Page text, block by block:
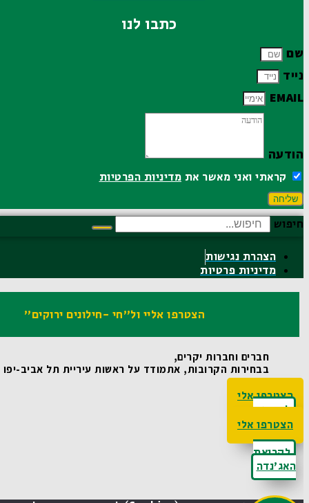
כתבו לנו
שם
נייד
EMAIL
הודעה
קראתי ואני מאשר אתמדיניות הפרטיות
שליחה
חיפוש
הצהרת נגישות
מדיניות פרטיות
הצטרפו אליי ול"חי -חילונים ירוקים"
חברים וחברות יקרים,
בבחירות הקרובות, אתמודד על ראשות עיריית תל אביב-יפו
הצטרפו אלי
לקריאת
האג'נדה
הצטרפו אלי
לקריאת
האג'נדה